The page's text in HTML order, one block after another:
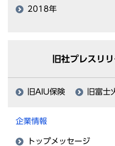
2018年
旧社プレスリ
旧AIU保険 旧富士
企業情報
トップメッセージ